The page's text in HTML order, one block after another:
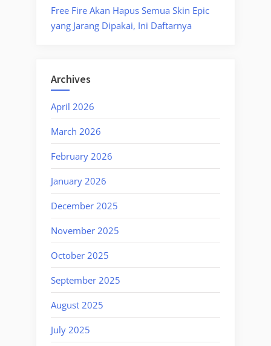
Free Fire Akan Hapus Semua Skin Epic
yang Jarang Dipakai, Ini Daftarnya
Archives
April 2026
March 2026
February 2026
January 2026
December 2025
November 2025
October 2025
September 2025
August 2025
July 2025